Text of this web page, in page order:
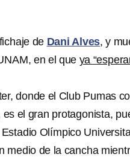
de Dani Alves, y
en el que ya
donde el Club Pumas
el gran protagonista,
Olímpico
medio de la cancha